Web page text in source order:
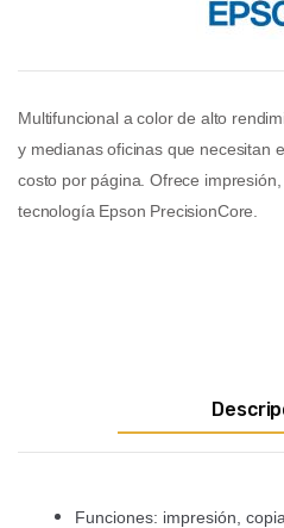
Multifuncional a color de alto
y medianas oficinas que necesitan
costo por página. Ofrece
tecnología Epson PrecisionCore.
Funciones: impresión,